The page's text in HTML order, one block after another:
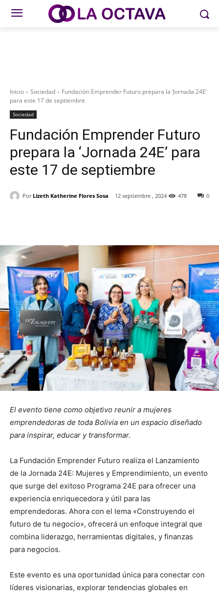
Inicio Sociedad
Fundación Emprender Futuro prepara la ‘Jornada 24E’
para este 17 de septiembre
Sociedad
Fundación Emprender Futuro
prepara la ‘Jornada 24E’ para
este 17 de septiembre
Por Lizeth Katherine Flores Sosa 12 septiembre , 2024 0
478
El evento tiene como objetivo reunir a mujeres
emprendedoras de toda Bolivia en un espacio diseñado
para inspirar, educar y transformar.
La Fundación Emprender Futuro realiza el Lanzamiento
de la Jornada 24E: Mujeres y Emprendimiento, un evento
que surge del exitoso Programa 24E para ofrecer una
experiencia enriquecedora y útil para las
emprendedoras. Ahora con el lema «Construyendo el
futuro de tu negocio», ofrecerá un enfoque integral que
combina liderazgo, herramientas digitales, y finanzas
para negocios.
Este evento es una oportunidad única para conectar con
líderes visionarias, explorar tendencias globales en